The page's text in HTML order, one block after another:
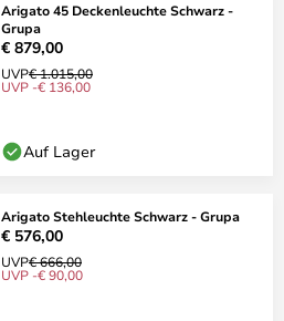
Arigato 45 Deckenleuchte Schwarz -
Grupa
€ 879,00
UVP€ 1.015,00
UVP -€ 136,00
Auf Lager
Arigato Stehleuchte Schwarz - Grupa
€ 576,00
UVP€ 666,00
UVP -€ 90,00